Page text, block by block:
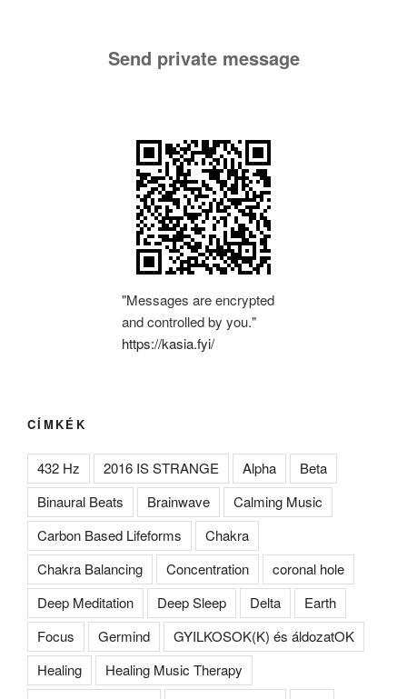
Send private message
"Messages are encrypted
and controlled by you."
https://kasia.fyi/
CÍMKÉK
432 Hz 2016 IS STRANGE Alpha
Beta
Binaural Beats
Brainwave
Calming Music
Carbon Based Lifeforms
Chakra
Chakra Balancing
Concentration
coronal hole
Deep Meditation
Deep Sleep Delta
Earth
Focus
Germind
GYILKOSOK(K) és áldozatOK
Healing
Healing Music Therapy